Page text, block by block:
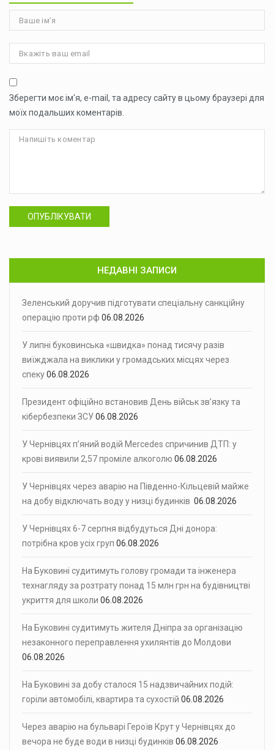
Зберегти моє ім'я, e-mail, та адресу сайту в цьому браузері для
моїх подальших коментарів.
ОПУБЛІКУВАТИ
НЕДАВНІ ЗАПИСИ
Зеленський доручив підготувати спеціальну санкційну
операцію проти рф 06.08.2026
У липні буковинська «швидка» понад тисячу разів
виїжджала на виклики у громадських місцях через
спеку06.08.2026
Президент офіційно встановив День військ зв’язку та
кібербезпеки ЗСУ06.08.2026
У Чернівцях п’яний водій Mercedes спричинив ДТП: у
крові виявили 2,57 проміле алкоголю 06.08.2026
У Чернівцях через аварію на Південно-Кільцевій майже
на добу відключать воду у низці будинків 06.08.2026
У Чернівцях 6-7 серпня відбудуться Дні донора:
потрібна кров усіх груп 06.08.2026
На Буковині судитимуть голову громади та інженера
технагляду за розтрату понад 15 млн грн на будівництві
укриття для школи 06.08.2026
На Буковині судитимуть жителя Дніпра за організацію
незаконного переправлення ухилянтів до Молдови
06.08.2026
На Буковині за добу сталося 15 надзвичайних подій:
горіли автомобілі, квартира та сухостій 06.08.2026
Через аварію на бульварі Героїв Крут у Чернівцях до
вечора не буде води в низці будинків 06.08.2026